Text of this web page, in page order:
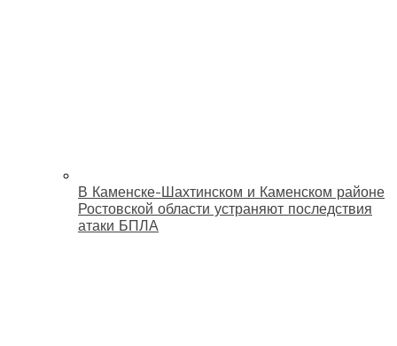
В Каменске-Шахтинском и Каменском районе
Ростовской области устраняют последствия
атаки БПЛА